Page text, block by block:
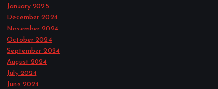
January 2025
December 2024
November 2024
October 2024
September 2024
August 2024
July 2024
June 2024